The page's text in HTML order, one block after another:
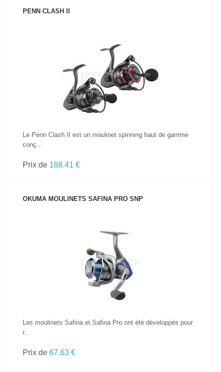
PENN CLASH II
VOIR LE PRODUIT
Le Penn Clash II est un moulinet spinning haut de gamme
conç...
Prix de 188.41 €
OKUMA MOULINETS SAFINA PRO SNP
VOIR LE PRODUIT
Les moulinets Safina et Safina Pro ont été développés pour
r...
Prix de 67.63 €